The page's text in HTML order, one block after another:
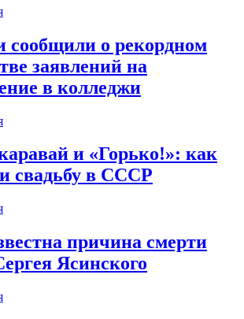
сообщили о рекордном
заявлений на
в колледжи
и «Горько!»: как
свадьбу в СССР
причина смерти
Ясинского